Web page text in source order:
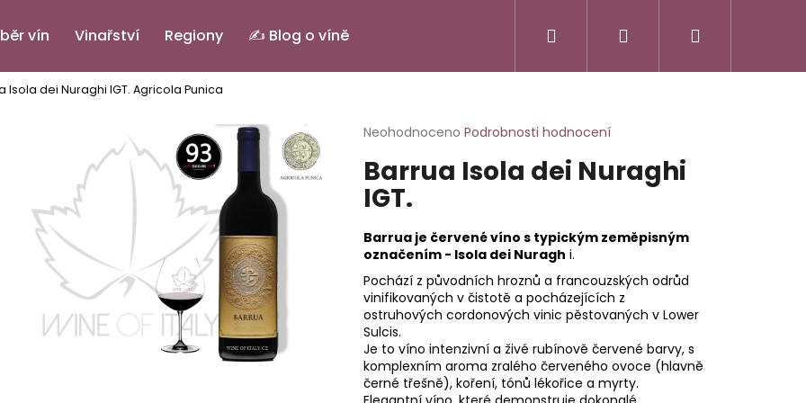
vín Vinařství Regiony ✍️ Blog o víně Přihlášení
Isola dei Nuraghi IGT. Agricola Punica
Průměrné
produktu
je
0,0
5
hvězdiček.
Neohodnoceno Podrobnosti hodnocení
Barrua Isola dei Nuraghi
IGT.
Barrua je červené víno s typickým zeměpisným
označením - Isola dei Nuragh i.
Pochází z původních hroznů a francouzských odrůd
vinifikovaných v čistotě a pocházejících z
ostruhových cordonových vinic pěstovaných v Lower
Sulcis.
Je to víno intenzivní a živé rubínově červené barvy, s
komplexním aroma zralého červeného ovoce (hlavně
černé třešně), koření, tónů lékořice a myrty.
Co potřebujete najít?
HLEDAT
Doporučujeme
IL BASTARDO ROSSO ITALIANO